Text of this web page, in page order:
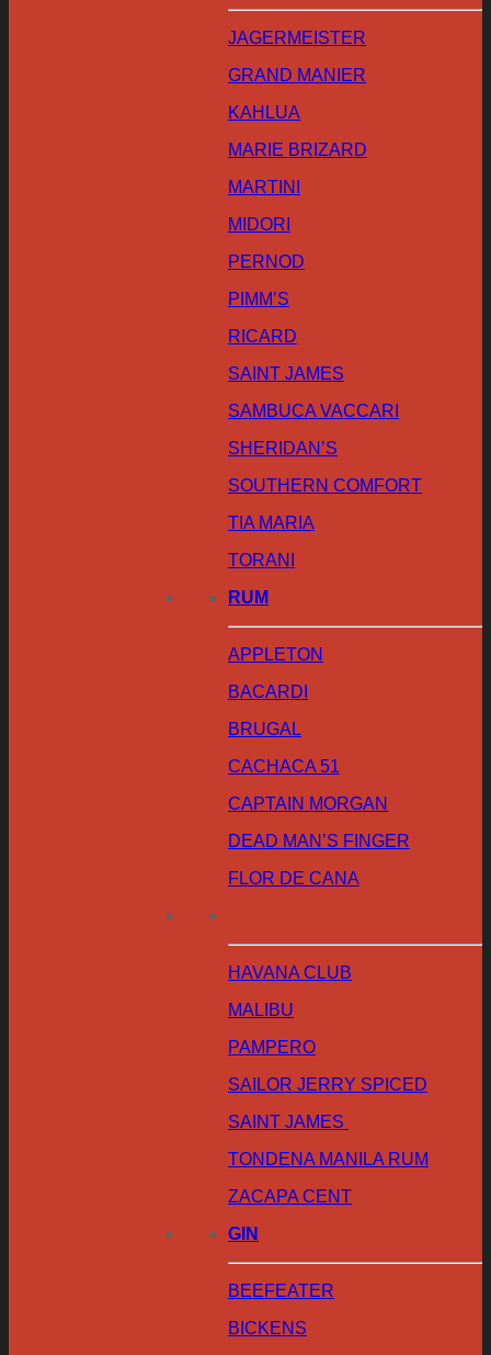
JAGERMEISTER
GRAND MANIER
KAHLUA
MARIE BRIZARD
MARTINI
MIDORI
PERNOD
PIMM’S
RICARD
SAINT JAMES
SAMBUCA VACCARI
SHERIDAN’S
SOUTHERN COMFORT
TIA MARIA
TORANI
RUM
APPLETON
BACARDI
BRUGAL
CACHACA 51
CAPTAIN MORGAN
DEAD MAN’S FINGER
FLOR DE CANA
HAVANA CLUB
MALIBU
PAMPERO
SAILOR JERRY SPICED
SAINT JAMES
TONDENA MANILA RUM
ZACAPA CENT
GIN
BEEFEATER
BICKENS